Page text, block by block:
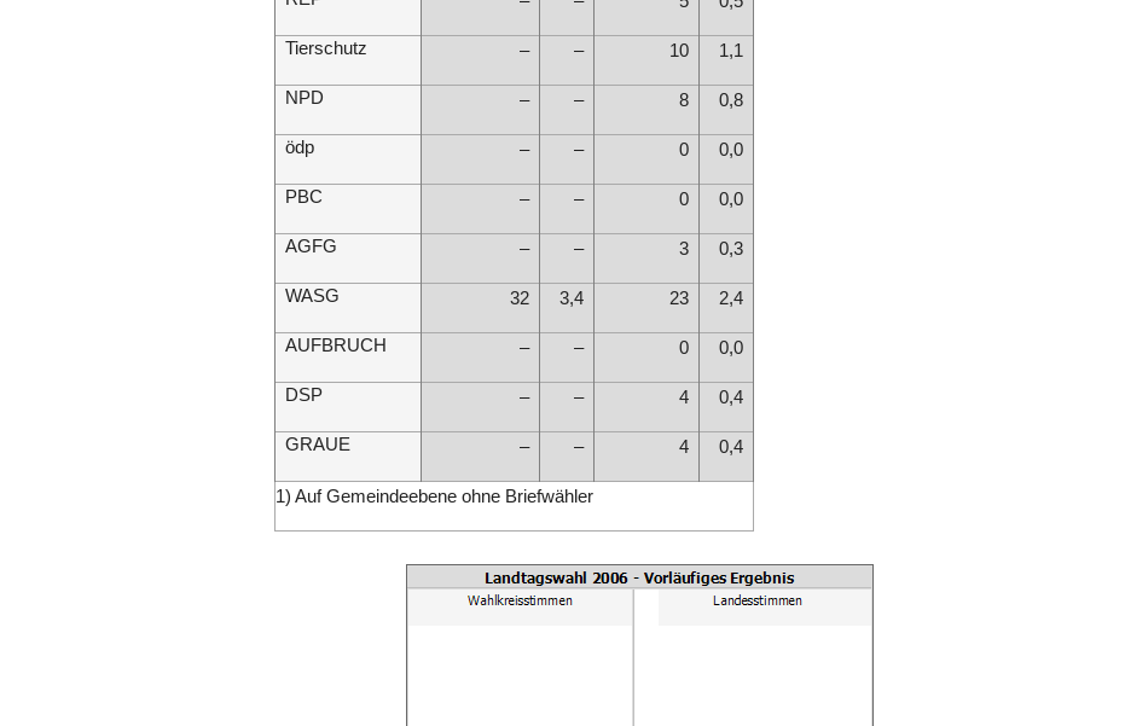
Tierschutz – – 10 1,1
NPD – – 8 0,8
ödp – – 0 0,0
PBC – – 0 0,0
AGFG – – 3 0,3
WASG 32 3,4 23 2,4
AUFBRUCH – – 0 0,0
DSP – – 4 0,4
GRAUE – – 4 0,4
1) Auf Gemeindeebene ohne Briefwähler